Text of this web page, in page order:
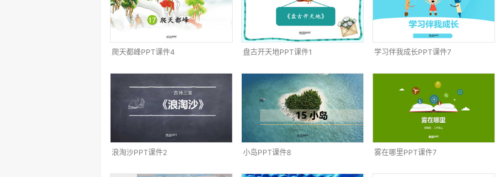
爬天都峰PPT课件4 盘古开天地PPT课件1 学习伴我成长PPT课件7
浪淘沙PPT课件2 小岛PPT课件8 雾在哪里PPT课件7